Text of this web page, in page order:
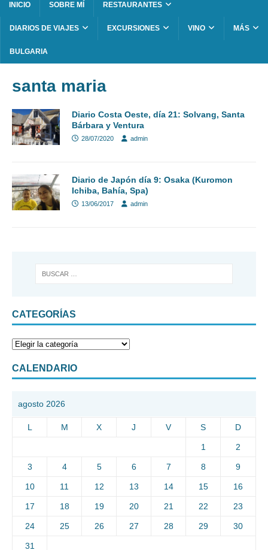
INICIO SOBRE MÍ RESTAURANTES
DIARIOS DE VIAJES EXCURSIONES VINO MÁS
BULGARIA
santa maria
Diario Costa Oeste, día 21: Solvang, Santa
Bárbara y Ventura
28/07/2020 admin
Diario de Japón día 9: Osaka (Kuromon
Ichiba, Bahía, Spa)
13/06/2017 admin
CATEGORÍAS
CALENDARIO
agosto 2026
L M X J V S D
1 2
3 4 5 6 7 8 9
10 11 12 13 14 15 16
17 18 19 20 21 22 23
24 25 26 27 28 29 30
31